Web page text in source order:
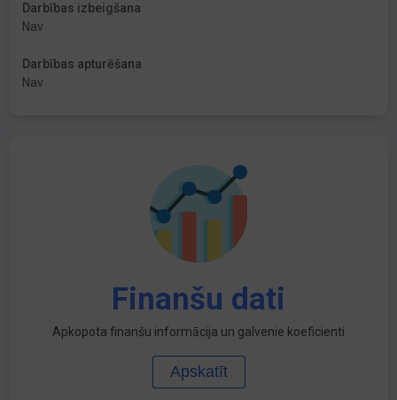
Darbības izbeigšana
Nav
Darbības apturēšana
Nav
Finanšu dati
Apkopota finanšu informācija un galvenie koeficienti
Apskatīt